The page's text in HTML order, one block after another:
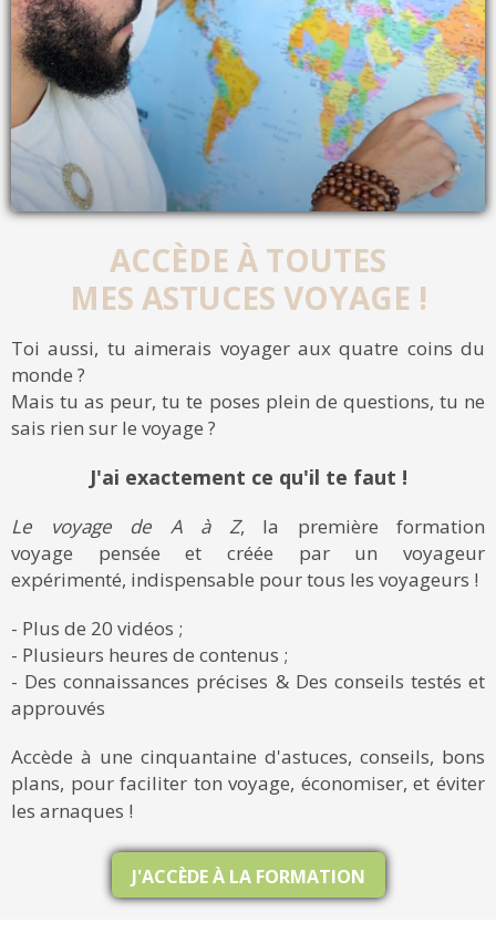
ACCÈDE À TOUTES
MES ASTUCES VOYAGE !
Toi aussi, tu aimerais voyager aux quatre coins du
monde ?
Mais tu as peur, tu te poses plein de questions, tu ne
sais rien sur le voyage ?
J'ai exactement ce qu'il te faut !
Le voyage de A à Z, la première formation
voyage pensée et créée par un voyageur
expérimenté, indispensable pour tous les voyageurs !
- Plus de 20 vidéos ;
- Plusieurs heures de contenus ;
- Des connaissances précises & Des conseils testés et
approuvés
Accède à une cinquantaine d'astuces, conseils, bons
plans, pour faciliter ton voyage, économiser, et éviter
les arnaques !
J'ACCÈDE À LA FORMATION